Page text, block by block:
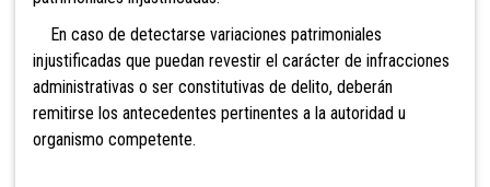
En caso de detectarse variaciones patrimoniales
injustificadas que puedan revestir el carácter de infracciones
administrativas o ser constitutivas de delito, deberán
remitirse los antecedentes pertinentes a la autoridad u
organismo competente.